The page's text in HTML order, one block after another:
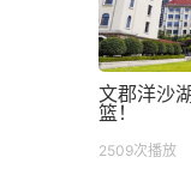
文郡洋沙
篮！
2509次播放